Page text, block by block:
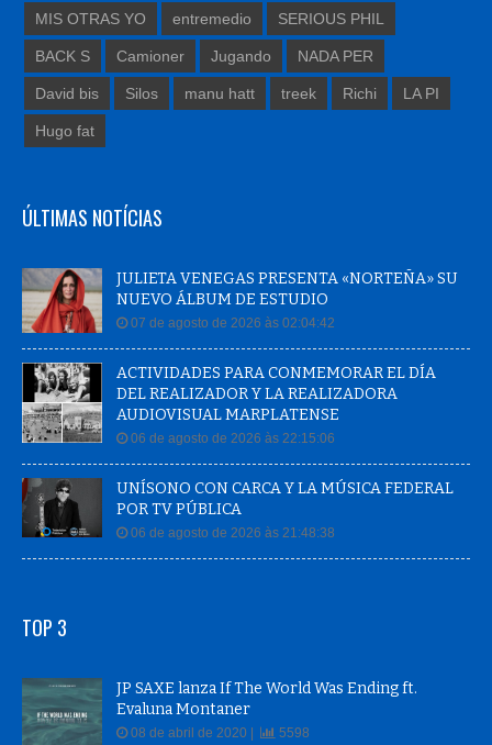
MIS OTRAS YO entremedio SERIOUS PHIL
BACK S Camioner Jugando NADA PER
David bis Silos manu hatt treek Richi LA PI
Hugo fat
ÚLTIMAS NOTÍCIAS
JULIETA VENEGAS PRESENTA «NORTEÑA» SU
NUEVO ÁLBUM DE ESTUDIO
07 de agosto de 2026 às 02:04:42
ACTIVIDADES PARA CONMEMORAR EL DÍA
DEL REALIZADOR Y LA REALIZADORA
AUDIOVISUAL MARPLATENSE
06 de agosto de 2026 às 22:15:06
UNÍSONO CON CARCA Y LA MÚSICA FEDERAL
POR TV PÚBLICA
06 de agosto de 2026 às 21:48:38
TOP 3
JP SAXE lanza If The World Was Ending ft.
Evaluna Montaner
08 de abril de 2020 | 5598